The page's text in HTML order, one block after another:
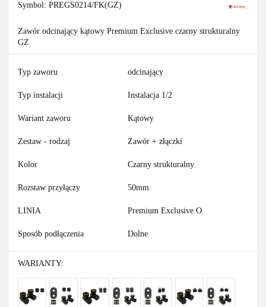
Symbol: PREGS0214/FK(GZ)
Zawór odcinający kątowy Premium Exclusive czarny strukturalny
GZ
Typ zaworu odcinający
Typ instalacji Instalacja 1/2
Wariant zaworu Kątowy
Zestaw - rodzaj Zawór + złączki
Kolor Czarny strukturalny
Rozstaw przyłączy 50mm
LINIA Premium Exclusive O
Sposób podłączenia Dolne
WARIANTY: